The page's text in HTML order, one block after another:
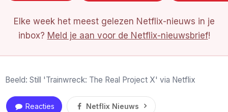
Elke week het meest gelezen Netflix-nieuws in je
inbox? Meld je aan voor de Netflix-nieuwsbrief!
Beeld: Still 'Trainwreck: The Real Project X' via Netflix
Reacties Netflix Nieuws